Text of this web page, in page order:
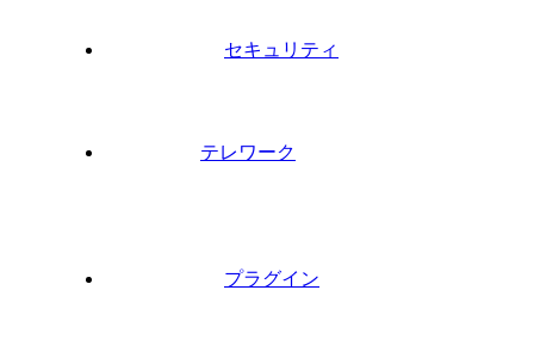
セキュリティ
テレワーク
プラグイン